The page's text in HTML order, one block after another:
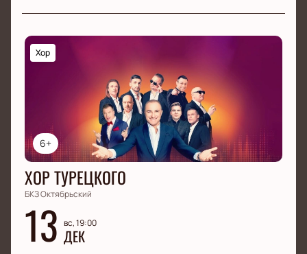
6+
Хор
ХОР ТУРЕЦКОГО
БКЗ Октябрьский
13 вс, 19:00
ДЕК